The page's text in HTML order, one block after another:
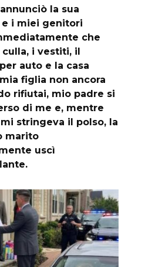
la sua
e i miei genitori
che
i vestiti, il
auto e la casa
figlia non ancora
rifiutai, mio padre si
di me e, mentre
stringeva il polso, la
marito
uscì